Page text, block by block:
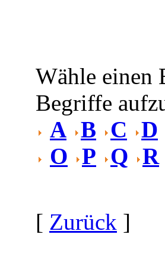
Wähle einen
Begriffe
A B C
D
O P Q R
[ Zurück ]